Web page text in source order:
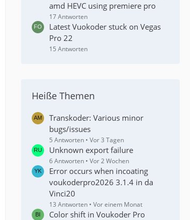
amd HEVC using premiere pro
17 Antworten
Latest Vuokoder stuck on Vegas
Pro 22
15 Antworten
Heiße Themen
Transkoder: Various minor
bugs/issues
5 Antworten Vor 3 Tagen
Unknown export failure
6 Antworten Vor 2 Wochen
Error occurs when incoating
voukoderpro2026 3.1.4 in da
Vinci20
13 Antworten Vor einem Monat
Color shift in Voukoder Pro